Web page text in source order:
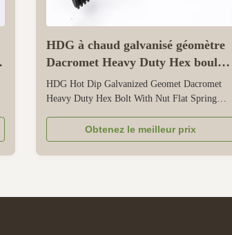
HDG à chaud galvanisé géomètre
Dacromet Heavy Duty Hex boulon
avec écrousse lave-linge à ressort
plat
HDG Hot Dip Galvanized Geomet Dacromet
Heavy Duty Hex Bolt With Nut Flat Spring
designed for reliable and durable connections in
industrial, building, and outdoor environments.
It includes a hexagonal bolt, matching nut, flat
Obtenez le meilleur prix